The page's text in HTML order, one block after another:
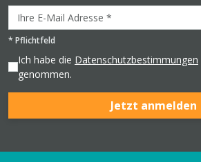
* Pflichtfeld
Ich habe die Datenschutzbestimmungen
genommen.
Jetzt anmelden